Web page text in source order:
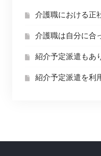
介護職における正
介護職は自分に合
紹介予定派遣もあ
紹介予定派遣を利